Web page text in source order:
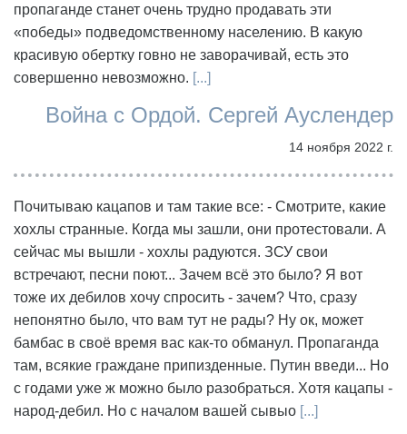
пропаганде станет очень трудно продавать эти
«победы» подведомственному населению. В какую
красивую обертку говно не заворачивай, есть это
совершенно невозможно. [...]
Война с Ордой. Сергей Ауслендер
14 ноября 2022 г.
Почитываю кацапов и там такие все: - Смотрите, какие
хохлы странные. Когда мы зашли, они протестовали. А
сейчас мы вышли - хохлы радуются. ЗСУ свои
встречают, песни поют... Зачем всё это было? Я вот
тоже их дебилов хочу спросить - зачем? Что, сразу
непонятно было, что вам тут не рады? Ну ок, может
бамбас в своё время вас как-то обманул. Пропаганда
там, всякие граждане припизденные. Путин введи... Но
с годами уже ж можно было разобраться. Хотя кацапы -
народ-дебил. Но с началом вашей сывыо [...]